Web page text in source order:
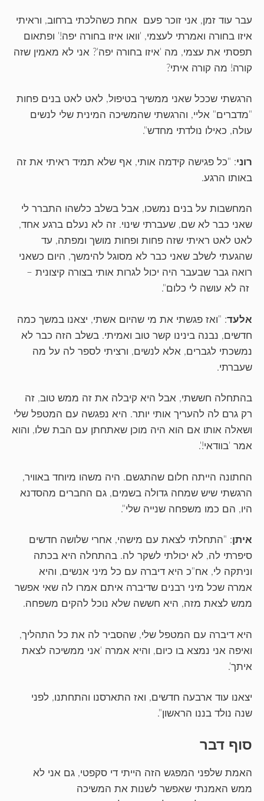
עבר עוד זמן, אני זוכר פעם אחת כשהלכתי ברחוב, וראיתי
איזו בחורה ואמרתי לעצמי, 'וואו איזו בחורה יפה!' ופתאום
תפסתי את עצמי, מה 'איזו בחורה יפה'? אני לא מאמין שזה
קורה! מה קורה איתי?
הרגשתי שככל שאני ממשיך בטיפול, לאט לאט בנים פחות
"מדברים" אליי, והרגשתי שהמשיכה המינית שלי לנשים
עולה, כאילו נולדתי מחדש".
רוני: "כל פגישה קידמה אותי, אף שלא תמיד ראיתי את זה
באותו הרגע.
המחשבות על בנים נמשכו, אבל בשלב כלשהו התברר לי
שאני כבר לא שם, שעברתי שינוי. זה לא נעלם ברגע אחד,
לאט לאט ראיתי שזה פחות ופחות מושך ומפתה, עד
שהגעתי לשלב שאני כבר לא מסוגל להימשך, היום כשאני
רואה גבר שבעבר היה יכול לגרות אותי בצורה קיצונית –
זה לא עושה לי כלום".
אלעד: "ואז פגשתי את מי שהיום אשתי, יצאנו במשך כמה
חדשים, נבנה בינינו קשר טוב ואמיתי. בשלב הזה כבר לא
נמשכתי לגברים, אלא לנשים, ורציתי לספר לה על מה
שעברתי.
בהתחלה חששתי, אבל היא קיבלה את זה ממש טוב, זה
רק גרם לה להעריך אותי יותר. היא נפגשה עם המטפל שלי
ושאלה אותו אם הוא היה מוכן שאתחתן עם הבת שלו, והוא
אמר 'בוודאי!'.
החתונה הייתה חלום שהתגשם. היה משהו מיוחד באוויר,
הרגשתי שיש שמחה גדולה בשמים, גם החברים מהסדנא
היו, הם כמו משפחה שנייה שלי".
איתן: "התחלתי לצאת עם מישהי, אחרי שלושה חדשים
סיפרתי לה, לא יכולתי לשקר לה. בהתחלה היא בכתה
וניתקה לי, אח"כ היא דיברה עם כל מיני אנשים, והיא
אמרה שכל מיני רבנים שדיברה איתם אמרו לה שאי אפשר
ממש לצאת מזה, היא חששה שלא נוכל להקים משפחה.
היא דיברה עם המטפל שלי, שהסביר לה את כל התהליך,
ואיפה אני נמצא בו כיום, והיא אמרה 'אני ממשיכה לצאת
איתך'.
יצאנו עוד ארבעה חדשים, ואז התארסנו והתחתנו, לפני
שנה נולד בננו הראשון".
סוף דבר
האמת שלפני המפגש הזה הייתי די סקפטי, גם אני לא
ממש האמנתי שאפשר לשנות את המשיכה